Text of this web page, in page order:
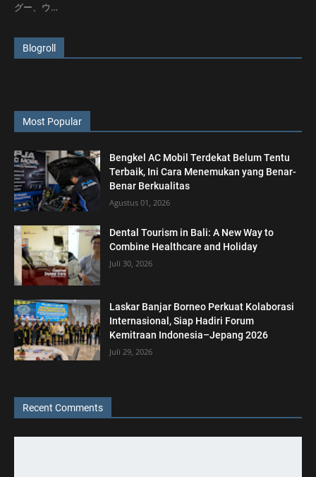
グー、ウ…
Blogroll
Most Popular
Bengkel AC Mobil Terdekat Belum Tentu
Terbaik, Ini Cara Menemukan yang Benar-
Benar Berkualitas
Agustus 01, 2026
Dental Tourism in Bali: A New Way to
Combine Healthcare and Holiday
Juli 30, 2026
Laskar Banjar Borneo Perkuat Kolaborasi
Internasional, Siap Hadiri Forum
Kemitraan Indonesia–Jepang 2026
Juli 29, 2026
Recent Comments